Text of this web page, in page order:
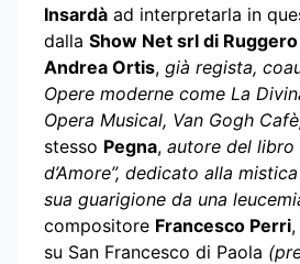
Insardà ad interpretarla in
dalla Show Net srl di
Andrea Ortis, già regista,
Opere moderne come La
Opera Musical, Van Gogh
stesso Pegna, autore del libro
d’Amore”, dedicato alla
sua guarigione da una
compositore Francesco Perri
su San Francesco di Paola